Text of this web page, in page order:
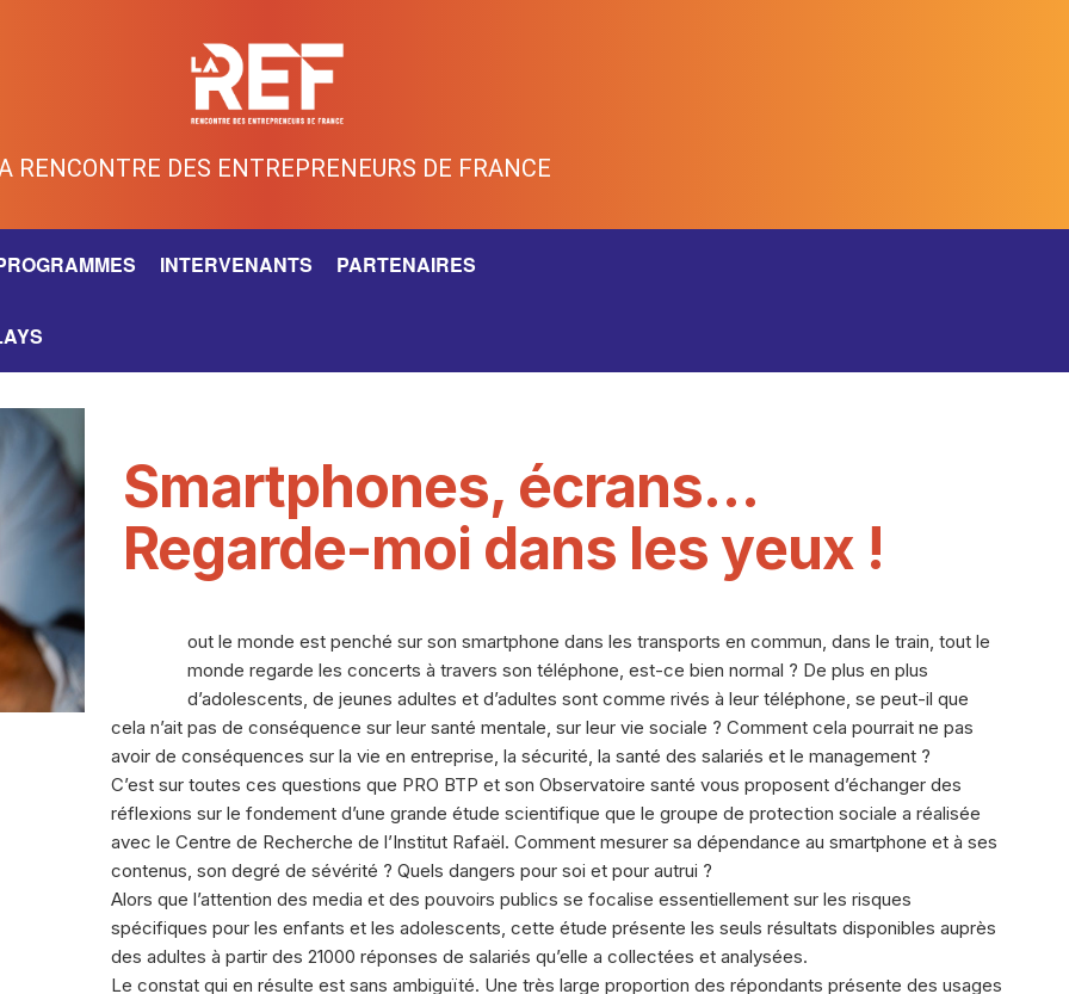
RENCONTRE DES ENTREPRENEURS DE FRANCE
INTERVENANTS PARTENAIRES
Smartphones, écrans…
Regarde-moi dans les yeux !
out le monde est penché sur son smartphone dans les transports en commun, dans le train, tout le
monde regarde les concerts à travers son téléphone, est-ce bien normal ? De plus en plus
d’adolescents, de jeunes adultes et d’adultes sont comme rivés à leur téléphone, se peut-il que
cela n’ait pas de conséquence sur leur santé mentale, sur leur vie sociale ? Comment cela pourrait ne pas
avoir de conséquences sur la vie en entreprise, la sécurité, la santé des salariés et le management ?
C’est sur toutes ces questions que PRO BTP et son Observatoire santé vous proposent d’échanger des
réflexions sur le fondement d’une grande étude scientifique que le groupe de protection sociale a réalisée
avec le Centre de Recherche de l’Institut Rafaël. Comment mesurer sa dépendance au smartphone et à ses
contenus, son degré de sévérité ? Quels dangers pour soi et pour autrui ?
Alors que l’attention des media et des pouvoirs publics se focalise essentiellement sur les risques
spécifiques pour les enfants et les adolescents, cette étude présente les seuls résultats disponibles auprès
des adultes à partir des 21000 réponses de salariés qu’elle a collectées et analysées.
Le constat qui en résulte est sans ambiguïté. Une très large proportion des répondants présente des usages